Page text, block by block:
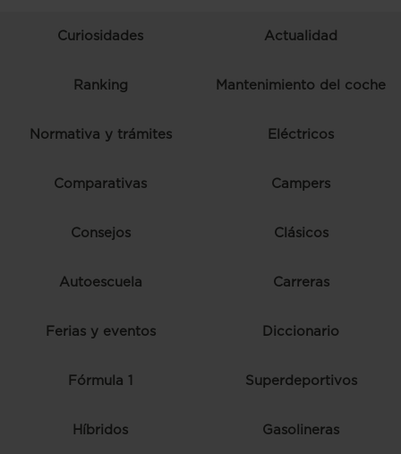
Curiosidades Actualidad
Ranking Mantenimiento del coche
Normativa y trámites Eléctricos
Comparativas Campers
Consejos Clásicos
Autoescuela Carreras
Ferias y eventos Diccionario
Fórmula 1 Superdeportivos
Híbridos Gasolineras